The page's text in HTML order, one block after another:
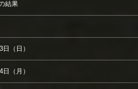
結果
日（日）
日（月）